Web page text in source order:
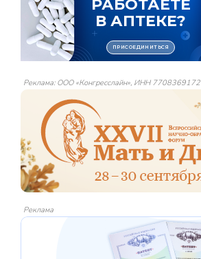
Реклама: ООО «Конгресслайн», ИНН 7708369172
Реклама